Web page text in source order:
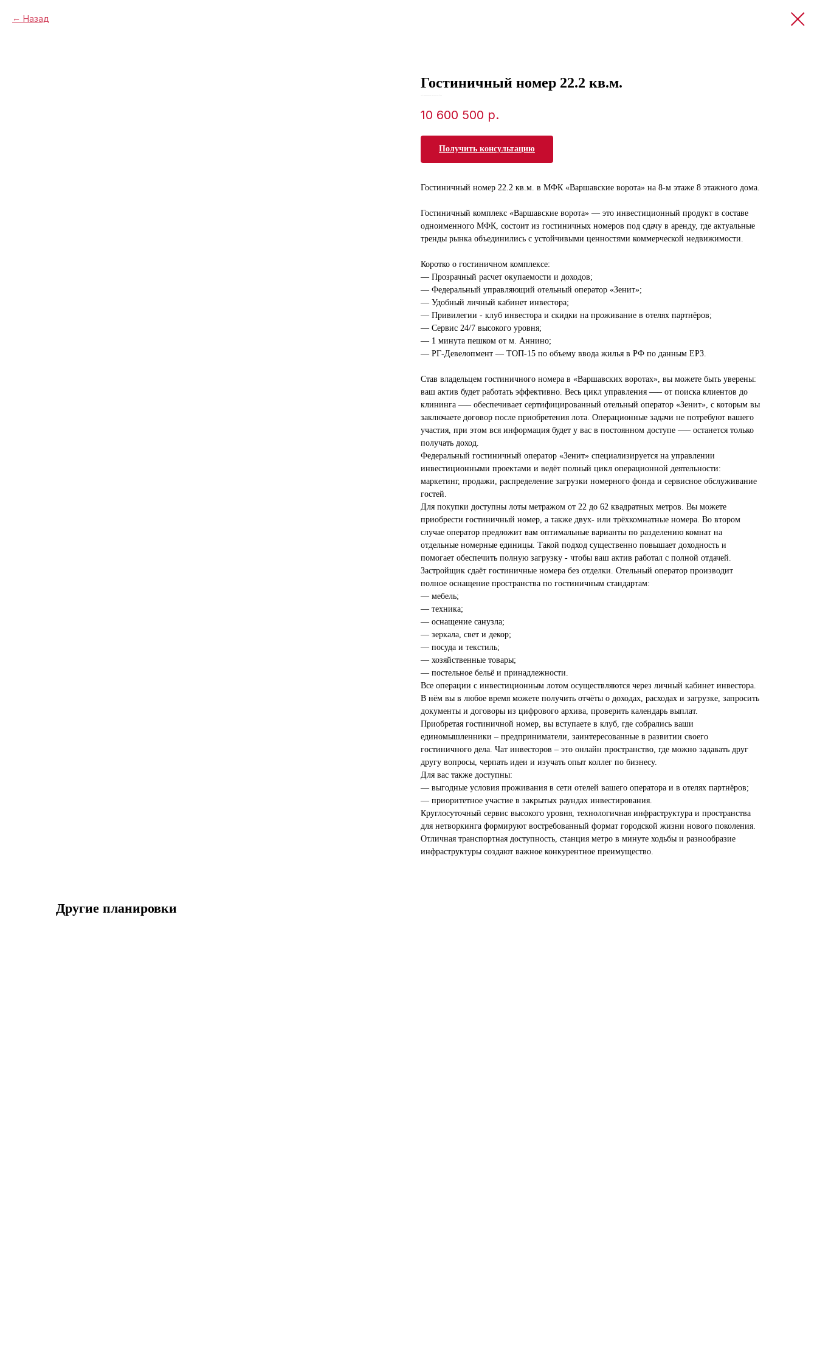
Назад
Гостиничный номер 22.2 кв.м.
10 600 500 р.
Получить консультацию
Гостиничный номер 22.2 кв.м. в МФК «Варшавские ворота» на 8-м этаже 8 этажного дома.
Гостиничный комплекс «Варшавские ворота» — это инвестиционный продукт в составе
одноименного МФК, состоит из гостиничных номеров под сдачу в аренду, где актуальные
тренды рынка объединились с устойчивыми ценностями коммерческой недвижимости.
Коротко о гостиничном комплексе:
— Прозрачный расчет окупаемости и доходов;
— Федеральный управляющий отельный оператор «Зенит»;
— Удобный личный кабинет инвестора;
— Привилегии - клуб инвестора и скидки на проживание в отелях партнёров;
— Сервис 24/7 высокого уровня;
— 1 минута пешком от м. Аннино;
— РГ-Девелопмент — ТОП-15 по объему ввода жилья в РФ по данным ЕРЗ.
Став владельцем гостиничного номера в «Варшавских воротах», вы можете быть уверены:
ваш актив будет работать эффективно. Весь цикл управления —– от поиска клиентов до
клининга —– обеспечивает сертифицированный отельный оператор «Зенит», с которым вы
заключаете договор после приобретения лота. Операционные задачи не потребуют вашего
участия, при этом вся информация будет у вас в постоянном доступе —– останется только
получать доход.
Федеральный гостиничный оператор «Зенит» специализируется на управлении
инвестиционными проектами и ведёт полный цикл операционной деятельности:
маркетинг, продажи, распределение загрузки номерного фонда и сервисное обслуживание
гостей.
Для покупки доступны лоты метражом от 22 до 62 квадратных метров. Вы можете
приобрести гостиничный номер, а также двух- или трёхкомнатные номера. Во втором
случае оператор предложит вам оптимальные варианты по разделению комнат на
отдельные номерные единицы. Такой подход существенно повышает доходность и
помогает обеспечить полную загрузку - чтобы ваш актив работал с полной отдачей.
Застройщик сдаёт гостиничные номера без отделки. Отельный оператор производит
полное оснащение пространства по гостиничным стандартам:
— мебель;
— техника;
— оснащение санузла;
— зеркала, свет и декор;
— посуда и текстиль;
— хозяйственные товары;
— постельное бельё и принадлежности.
Все операции с инвестиционным лотом осуществляются через личный кабинет инвестора.
В нём вы в любое время можете получить отчёты о доходах, расходах и загрузке, запросить
документы и договоры из цифрового архива, проверить календарь выплат.
Приобретая гостиничной номер, вы вступаете в клуб, где собрались ваши
единомышленники – предприниматели, заинтересованные в развитии своего
гостиничного дела. Чат инвесторов – это онлайн пространство, где можно задавать друг
другу вопросы, черпать идеи и изучать опыт коллег по бизнесу.
Для вас также доступны:
— выгодные условия проживания в сети отелей вашего оператора и в отелях партнёров;
— приоритетное участие в закрытых раундах инвестирования.
Круглосуточный сервис высокого уровня, технологичная инфраструктура и пространства
для нетворкинга формируют востребованный формат городской жизни нового поколения.
Отличная транспортная доступность, станция метро в минуте ходьбы и разнообразие
инфраструктуры создают важное конкурентное преимущество.
Другие планировки